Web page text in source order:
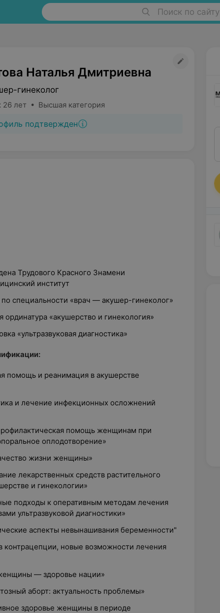
Поиск по сайту
Наталья Дмитриевна
гинеколог
26 лет • Высшая категория
подтвержден
Трудового Красного Знамени
институт
специальности «врач — акушер-гинеколог»
ординатура «акушерство и гинекология»
«ультразвуковая диагностика»
помощь и реанимация в акушерстве
и лечение инфекционных осложнений
помощь женщинам при
оплодотворение»
жизни женщины»
лекарственных средств растительного
и гинекологии»
подходы к оперативным методам лечения
ультразвуковой диагностики»
аспекты невынашивания беременности"
контрацепции, новые возможности лечения
— здоровье нации»
аборт: актуальность проблемы»
здоровье женщины в периоде